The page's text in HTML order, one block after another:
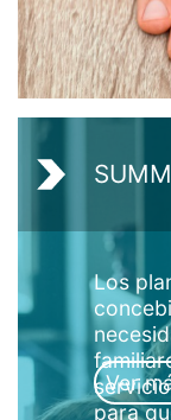
Los
para
Ver